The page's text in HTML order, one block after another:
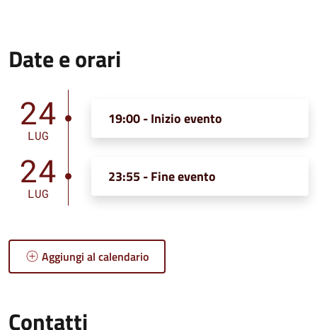
Date e orari
24
LUG
19:00 - Inizio evento
24
LUG
23:55 - Fine evento
Aggiungi al calendario
Contatti